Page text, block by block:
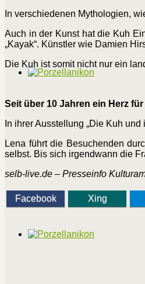
In verschiedenen Mythologien,
Auch in der Kunst hat die Kuh
„Kayak“. Künstler wie Damien
Die Kuh ist somit nicht nur ein
Seit über 10 Jahren ein Herz
In ihrer Ausstellung „Die Kuh
Lena führt die Besuchenden
selbst. Bis sich irgendwann die
selb-live.de – Presseinfo
Facebook Xing